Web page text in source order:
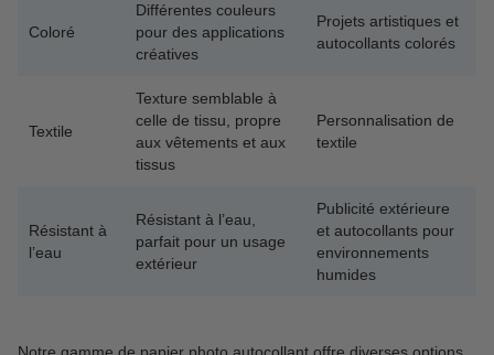
Coloré
Différentes couleurs
pour des applications
créatives
Projets artistiques et
autocollants colorés
Textile
Texture semblable à
celle de tissu, propre
aux vêtements et aux
tissus
Personnalisation de
textile
Résistant à
l’eau
Résistant à l’eau,
parfait pour un usage
extérieur
Publicité extérieure
et autocollants pour
environnements
humides